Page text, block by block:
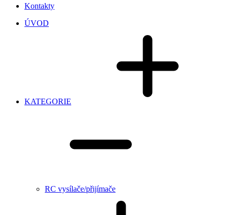
Kontakty
ÚVOD
KATEGORIE
RC vysílače/přijímače